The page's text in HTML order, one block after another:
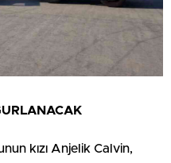
kızı Anjelik Calvin,